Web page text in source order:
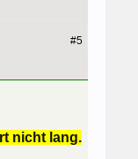
#5
nicht lang.